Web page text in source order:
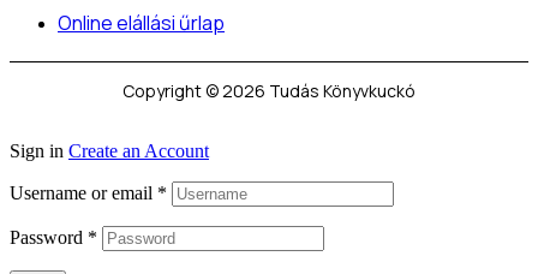
Online elállási űrlap
Copyright © 2026 Tudás Könyvkuckó
Sign in Create an Account
Username or email *
Password *